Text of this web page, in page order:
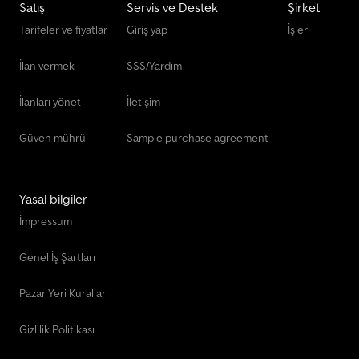
Satış
Tarifeler ve fiyatlar
İlan vermek
İlanları yönet
Güven mührü
Servis ve Destek
Giriş yap
SSS/Yardım
İletişim
Sample purchase agreement
Şirket
İşler
Yasal bilgiler
İmpressum
Genel İş Şartları
Pazar Yeri Kuralları
Gizlilik Politikası